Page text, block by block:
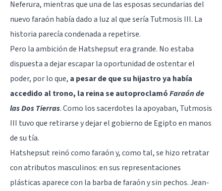
Neferura, mientras que una de las esposas secundarias del
nuevo faraón había dado a luz al que sería Tutmosis III. La
historia parecía condenada a repetirse.
Pero la ambición de Hatshepsut era grande. No estaba
dispuesta a dejar escapar la oportunidad de ostentar el
poder, por lo que, a pesar de que su hijastro ya había
accedido al trono, la reina se autoproclamóFaraón de
las Dos Tierras. Como los sacerdotes la apoyaban, Tutmosis
III tuvo que retirarse y dejar el gobierno de Egipto en manos
de su tía.
Hatshepsut reinó como faraón y, como tal, se hizo retratar
con atributos masculinos: en sus representaciones
plásticas aparece con la barba de faraón y sin pechos. Jean-